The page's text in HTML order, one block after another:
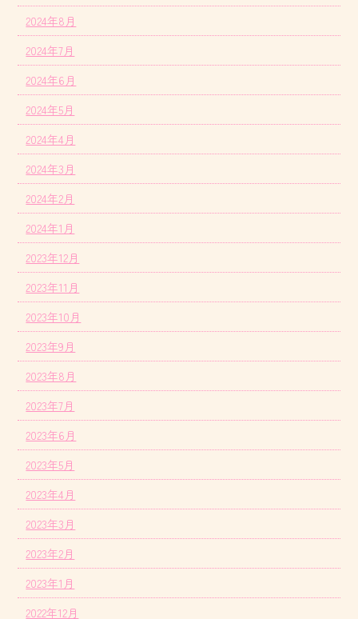
2024年8月
2024年7月
2024年6月
2024年5月
2024年4月
2024年3月
2024年2月
2024年1月
2023年12月
2023年11月
2023年10月
2023年9月
2023年8月
2023年7月
2023年6月
2023年5月
2023年4月
2023年3月
2023年2月
2023年1月
2022年12月